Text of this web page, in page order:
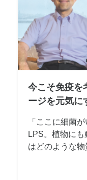
今こそ免疫を
ージを元気に
「ここに細菌
LPS。植物に
はどのような